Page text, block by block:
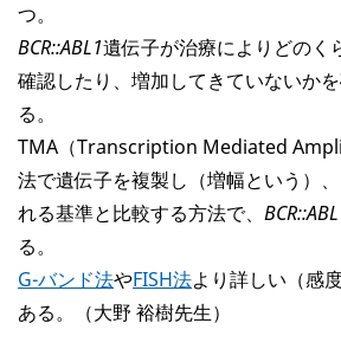
つ。
BCR::ABL1遺伝子が治療によりどのく
確認したり、増加してきていないか
る。
TMA（Transcription Mediated
法で遺伝子を複製し（増幅という）
れる基準と比較する方法で、
る。
G-バンド法やFISH法より詳しい（感
ある。（大野 裕樹先生）